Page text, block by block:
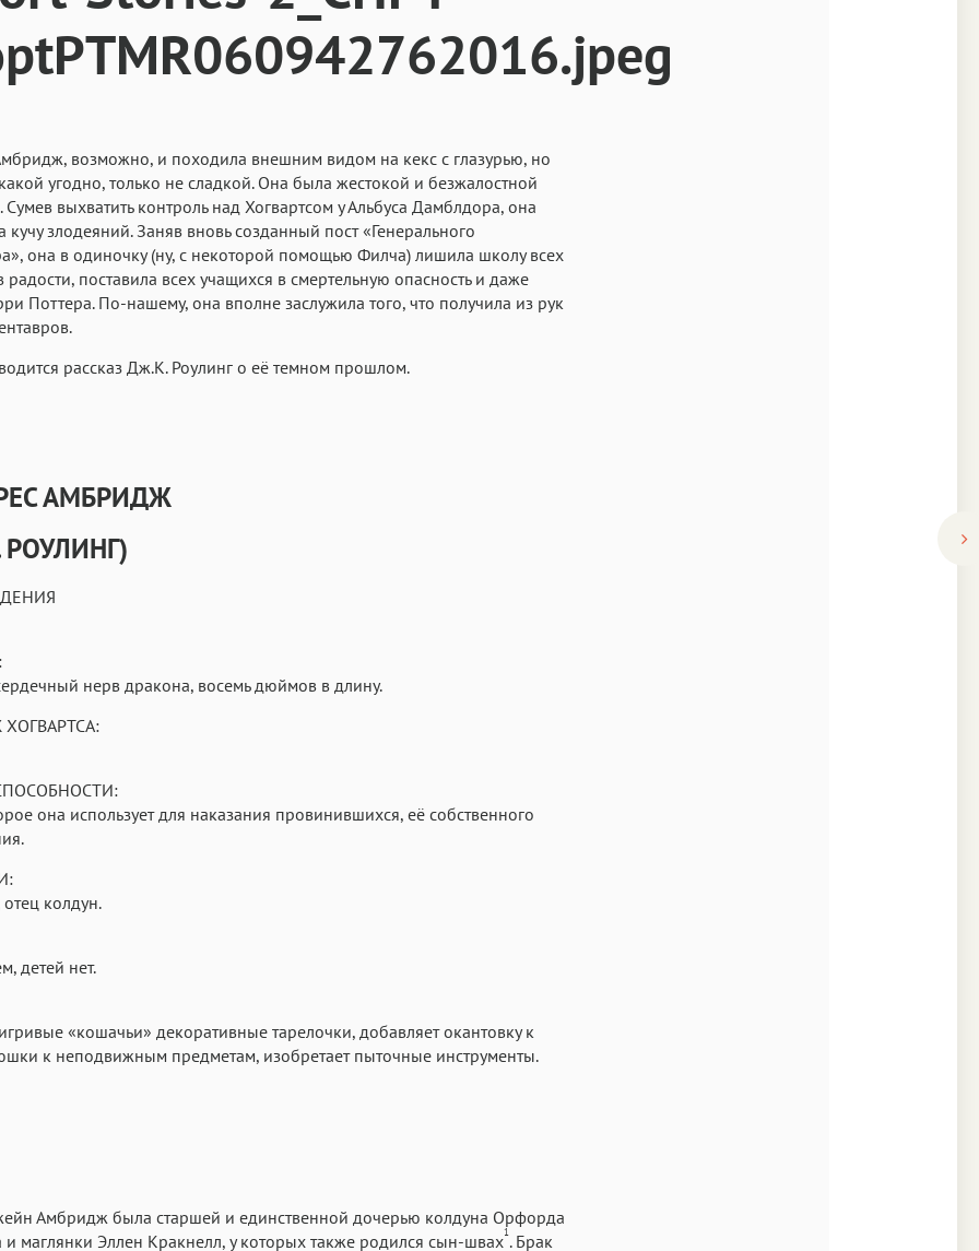
возможно, и походила внешним видом на кекс с глазурью, но
угодно, только не сладкой. Она была жестокой и безжалостной
Сумев выхватить контроль над Хогвартсом у Альбуса Дамблдора, она
кучу злодеяний. Заняв вновь созданный пост «Генерального
она в одиночку (ну, с некоторой помощью Филча) лишила школу всех
радости, поставила всех учащихся в смертельную опасность и даже
Поттера. По-нашему, она вполне заслужила того, что получила из рук
рассказ Дж.К. Роулинг о её темном прошлом.
АМБРИДЖ
нерв дракона, восемь дюймов в длину.
она использует для наказания провинившихся, её собственного
отец колдун.
детей нет.
«кошачьи» декоративные тарелочки, добавляет окантовку к
к неподвижным предметам, изобретает пыточные инструменты.
Амбридж была старшей и единственной дочерью колдуна Орфорда
маглянки Эллен Кракнелл, у которых также родился сын-швах1. Брак